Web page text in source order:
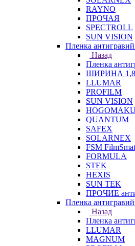
RAYNO
ПРОЧАЯ
SPECTROLL
SUN VISION
Пленка
Назад
Пленка
ШИРИНА 1,82
LLUMAR
PROFILM
SUN VISION
QUANTUM
SAFEX
SOLARNEX
FSM
FORMULA
STEK
HEXIS
SUN TEK
ПРОЧИЕ
Пленка
Назад
Пленка
LLUMAR
MAGNUM